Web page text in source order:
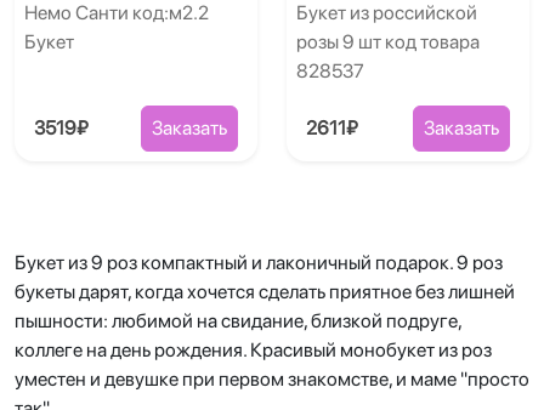
Немо Санти код:м2.2
Букет
3519₽ Заказать
Букет из российской
розы 9 шт код товара
828537
2611₽ Заказать
Букет из 9 роз компактный и лаконичный подарок. 9 роз
букеты дарят, когда хочется сделать приятное без лишней
пышности: любимой на свидание, близкой подруге,
коллеге на день рождения. Красивый монобукет из роз
уместен и девушке при первом знакомстве, и маме "просто